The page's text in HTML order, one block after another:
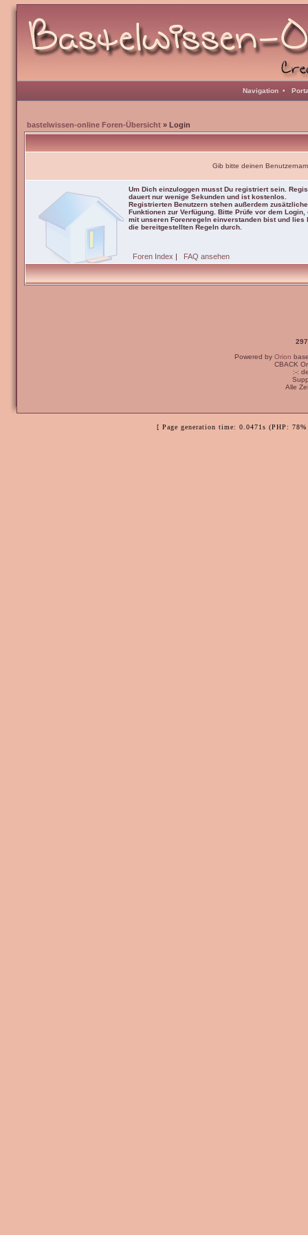
Navigation •
bastelwissen-online Foren-Übersicht » Login
Gib bitte deinen
Um Dich einzuloggen musst Du registriert sein.
dauert nur wenige Sekunden und ist kostenlos.
Registrierten Benutzern stehen außerdem zusätzliche
Funktionen zur Verfügung. Bitte Prüfe vor dem Login,
mit unseren Forenregeln einverstanden bist und lies
die bereitgestellten Regeln durch.
Foren Index | FAQ ansehen
Powered by Orion
CBACK
:-:
Alle
[ Page generation time: 0.0471s (PHP: